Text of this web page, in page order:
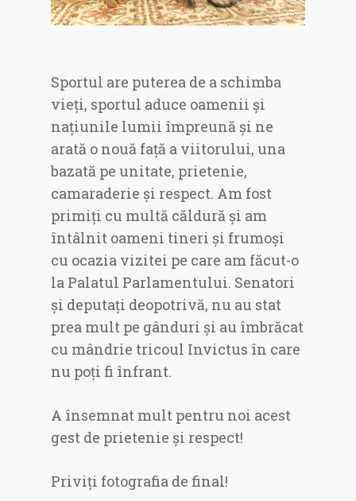
Sportul are puterea de a schimba
vieți, sportul aduce oamenii și
națiunile lumii împreună și ne
arată o nouă față a viitorului, una
bazată pe unitate, prietenie,
camaraderie și respect. Am fost
primiți cu multă căldură și am
întâlnit oameni tineri și frumoși
cu ocazia vizitei pe care am făcut-o
la Palatul Parlamentului. Senatori
și deputați deopotrivă, nu au stat
prea mult pe gânduri și au îmbrăcat
cu mândrie tricoul Invictus în care
nu poți fi înfrant.
A însemnat mult pentru noi acest
gest de prietenie și respect!
Priviți fotografia de final!